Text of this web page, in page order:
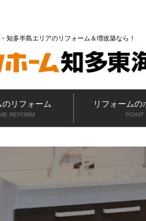
知多半島エリアのリフォーム＆増改築なら
リフォーム
REFORM
リフォームの
POINT